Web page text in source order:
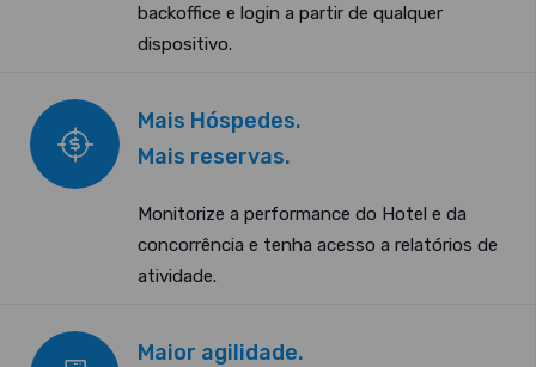
backoffice e login a partir de qualquer
dispositivo.
Mais Hóspedes.
Mais reservas.
Monitorize a performance do Hotel e da
concorrência e tenha acesso a relatórios de
atividade.
Maior agilidade.